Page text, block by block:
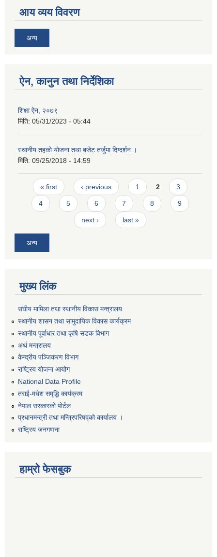
आय व्यय विवरण
अन्य
ऐन, कानुन तथा निर्देशिका
शिक्षा ऐन, २०७९
मिति: 05/31/2023 - 05:44
स्थानीय तहको योजना तथा बजेट तर्जुमा दिग्दर्शन ।
मिति: 09/25/2018 - 14:59
Pages
« first ‹ previous 1 2 3
4 5 6 7 8 9
next › last »
अन्य
मुख्य लिंक
संघीय मामिला तथा स्थानीय विकास मन्त्रालय
स्थानीय शासन तथा सामुदायिक विकास कार्यक्रम
स्थानीय पूर्वाधार तथा कृषि सडक विभाग
अर्थ मन्त्रालय
केन्द्रीय पञ्जिकरण विभाग
राष्ट्रिय योजना आयोग
National Data Profile
तराई-मधेश समृद्धि कार्यक्रम
नेपाल सरकारको पोर्टल
प्रधानमन्त्री तथा मन्त्रिपरिषद्को कार्यालय ।
राष्ट्रिय जनगणना
हाम्रो फेसबुक